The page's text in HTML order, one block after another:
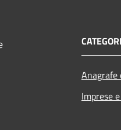
Imprese